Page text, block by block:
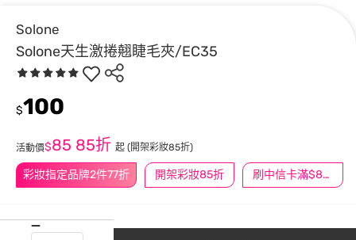
Solone
Solone天生激捲翹睫毛夾/EC35
彩妝指定品牌2件77折 開架彩妝85折 刷中信卡滿$888送3萬點
$100
活動價$85 85折 起 (開架彩妝85折)